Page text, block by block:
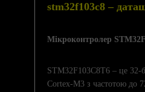
stm32f103c8 –
Мікроконтролер
STM32F103C8T6 – це 32-
Cortex-M3 з частотою до